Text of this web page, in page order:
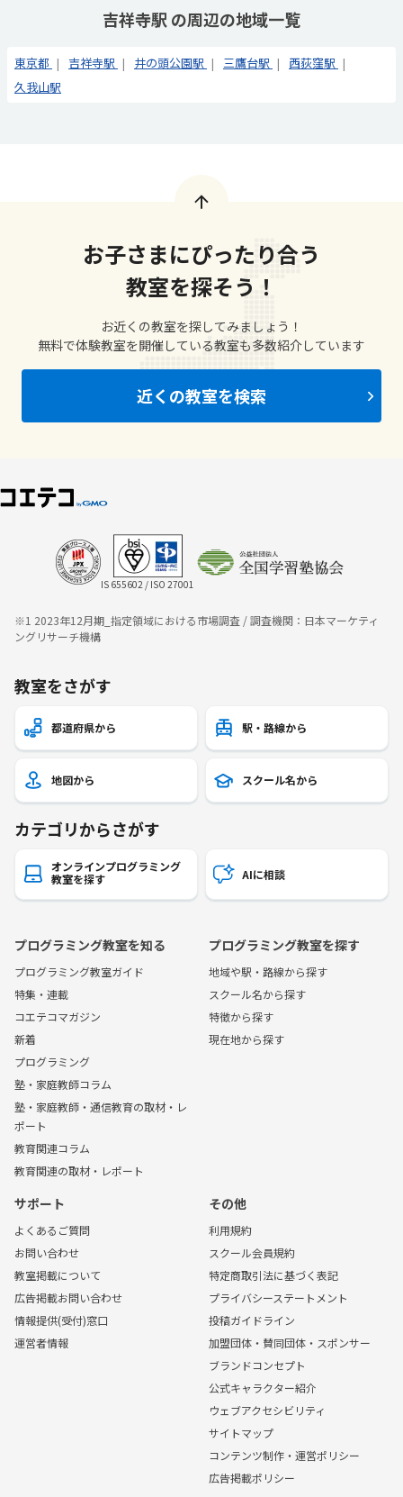
吉祥寺駅 の周辺の地域一覧
東京都 吉祥寺駅 井の頭公園駅 三鷹台駅
西荻窪駅
久我山駅
お子さまにぴったり合う
教室を探そう！
お近くの教室を探してみましょう！
無料で体験教室を開催している教室も多数紹介しています
近くの教室を検索
IS 655602 / ISO 27001
※1 2023年12月期_指定領域における市場調査 / 調査機関：日本マーケティ
ングリサーチ機構
教室をさがす
都道府県から 駅・路線から
地図から スクール名から
カテゴリからさがす
オンラインプログラミング
教室を探す
AIに相談
プログラミング教室を知る
プログラミング教室ガイド
特集・連載
コエテコマガジン
新着
プログラミング
塾・家庭教師コラム
塾・家庭教師・通信教育の取材・レ
ポート
教育関連コラム
教育関連の取材・レポート
プログラミング教室を探す
地域や駅・路線から探す
スクール名から探す
特徴から探す
現在地から探す
サポート
よくあるご質問
お問い合わせ
教室掲載について
広告掲載お問い合わせ
情報提供(受付)窓口
運営者情報
その他
利用規約
スクール会員規約
特定商取引法に基づく表記
プライバシーステートメント
投稿ガイドライン
加盟団体・賛同団体・スポンサー
ブランドコンセプト
公式キャラクター紹介
ウェブアクセシビリティ
サイトマップ
コンテンツ制作・運営ポリシー
広告掲載ポリシー